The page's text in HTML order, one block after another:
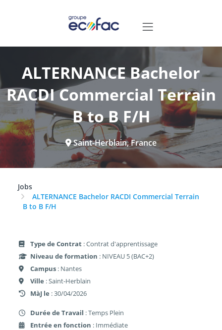
ALTERNANCE Bachelor
RACDI Commercial Terrain
B to B F/H
Saint-Herblain, France
Jobs
ALTERNANCE Bachelor RACDI Commercial Terrain
B to B F/H
Type de Contrat : Contrat d'apprentissage
Niveau de formation : NIVEAU 5 (BAC+2)
Campus : Nantes
Ville : Saint-Herblain
MàJ le : 30/04/2026
Durée de Travail : Temps Plein
Entrée en fonction : Immédiate